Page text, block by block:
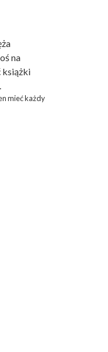
na
książki
mieć każdy